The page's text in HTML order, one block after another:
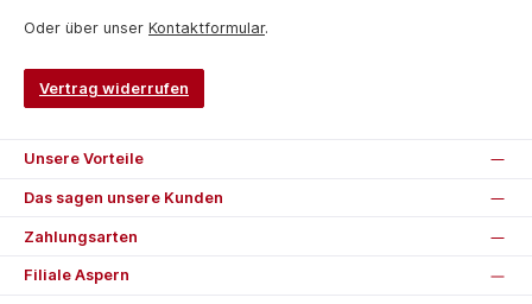
Oder über unser Kontaktformular.
Vertrag widerrufen
Unsere Vorteile
Das sagen unsere Kunden
Zahlungsarten
Filiale Aspern